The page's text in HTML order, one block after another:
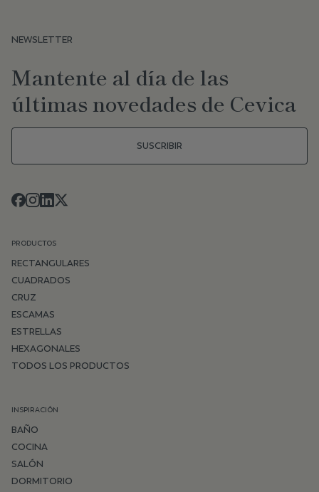
NEWSLETTER
Mantente al día de las
últimas novedades de Cevica
SUSCRIBIR
PRODUCTOS
RECTANGULARES
CUADRADOS
CRUZ
ESCAMAS
ESTRELLAS
HEXAGONALES
TODOS LOS PRODUCTOS
INSPIRACIÓN
BAÑO
COCINA
SALÓN
DORMITORIO